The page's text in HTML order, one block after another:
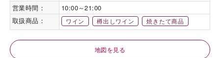
営業時間：
10:00～21:00
取扱商品：
ワイン 樽出しワイン 焼きたて商品
地図を見る